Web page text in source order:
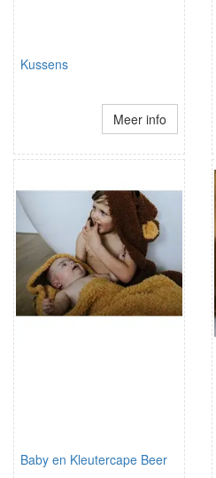
Kussens
Meer info
Baby en Kleutercape Beer